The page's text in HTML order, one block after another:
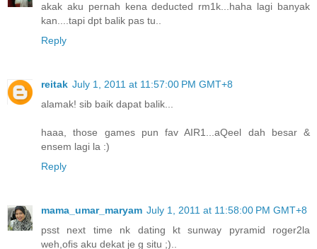
akak aku pernah kena deducted rm1k...haha lagi banyak
kan....tapi dpt balik pas tu..
Reply
reitak July 1, 2011 at 11:57:00 PM GMT+8
alamak! sib baik dapat balik...
haaa, those games pun fav AIR1...aQeel dah besar &
ensem lagi la :)
Reply
mama_umar_maryam July 1, 2011 at 11:58:00 PM GMT+8
psst next time nk dating kt sunway pyramid roger2la
weh,ofis aku dekat je g situ ;)..